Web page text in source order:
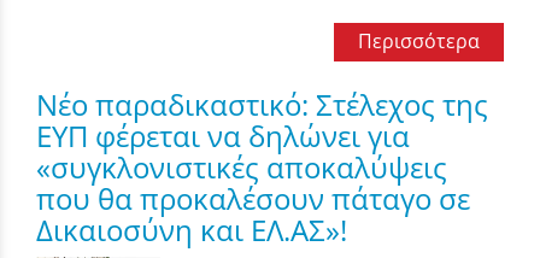
Περισσότερα
Νέο παραδικαστικό: Στέλεχος της
ΕΥΠ φέρεται να δηλώνει για
«συγκλονιστικές αποκαλύψεις
που θα προκαλέσουν πάταγο σε
Δικαιοσύνη και ΕΛ.ΑΣ»!